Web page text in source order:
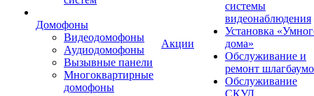
Домофоны
Видеодомофоны
Аудиодомофоны
Вызывные панели
Многоквартирные
домофоны
Акции
системы
видеонаблюдения
Установка
дома»
Обслуживание и
ремонт
Обслуживание
СКУД